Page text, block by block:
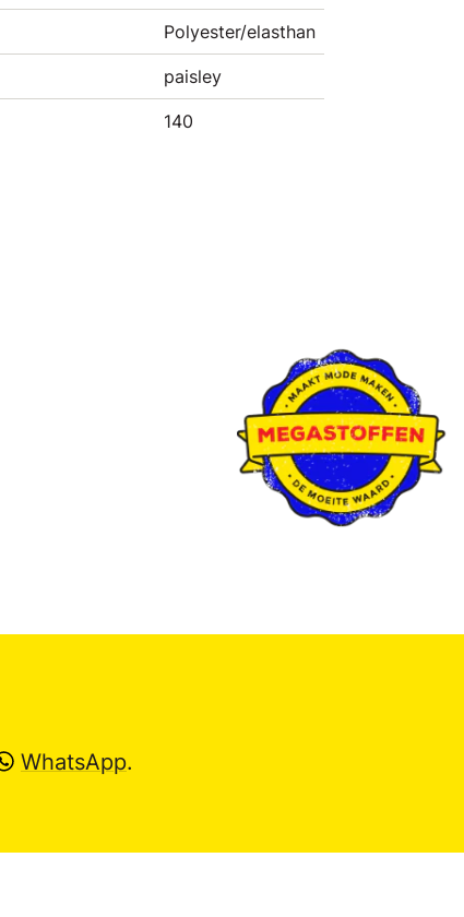
Polyester/elasthan
paisley
140
WhatsApp.